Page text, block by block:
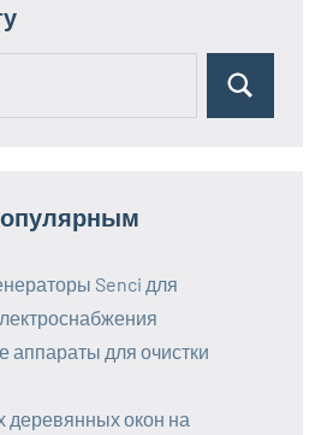
Поиск
Senci для
аппараты для очистки
деревянных окон на